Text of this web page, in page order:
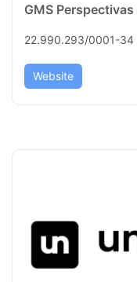
GMS Perspectivas
22.990.293/0001-34
Website